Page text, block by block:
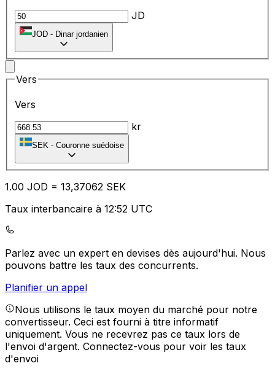
JD
JOD - Dinar jordanien
Vers
Vers
kr
SEK - Couronne suédoise
1.00 JOD = 13,37062 SEK
Taux interbancaire à 12:52 UTC
Parlez avec un expert en devises dès aujourd'hui. Nous
pouvons battre les taux des concurrents.
Planifier un appel
Nous utilisons le taux moyen du marché pour notre
convertisseur. Ceci est fourni à titre informatif
uniquement. Vous ne recevrez pas ce taux lors de
l'envoi d'argent. Connectez-vous pour voir les taux
d'envoi